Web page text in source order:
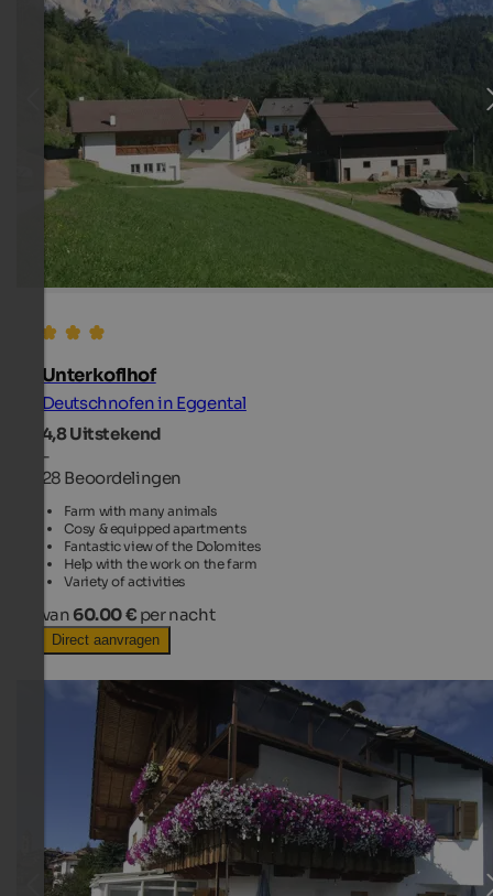
Unterkoflhof
Deutschnofen in Eggental
4,8Uitstekend
-
28 Beoordelingen
Farm with many animals
Cosy & equipped apartments
Fantastic view of the Dolomites
Help with the work on the farm
Variety of activities
van 60.00 € per nacht
Direct aanvragen